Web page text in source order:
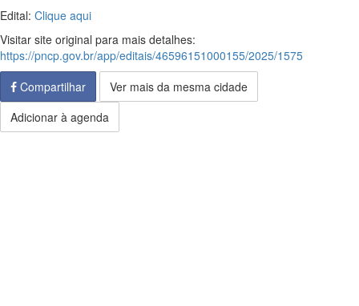
Edital: Clique aqui
Visitar site original para mais detalhes:
https://pncp.gov.br/app/editais/46596151000155/2025/1575
Compartilhar
Ver mais da mesma cidade
Adicionar à agenda